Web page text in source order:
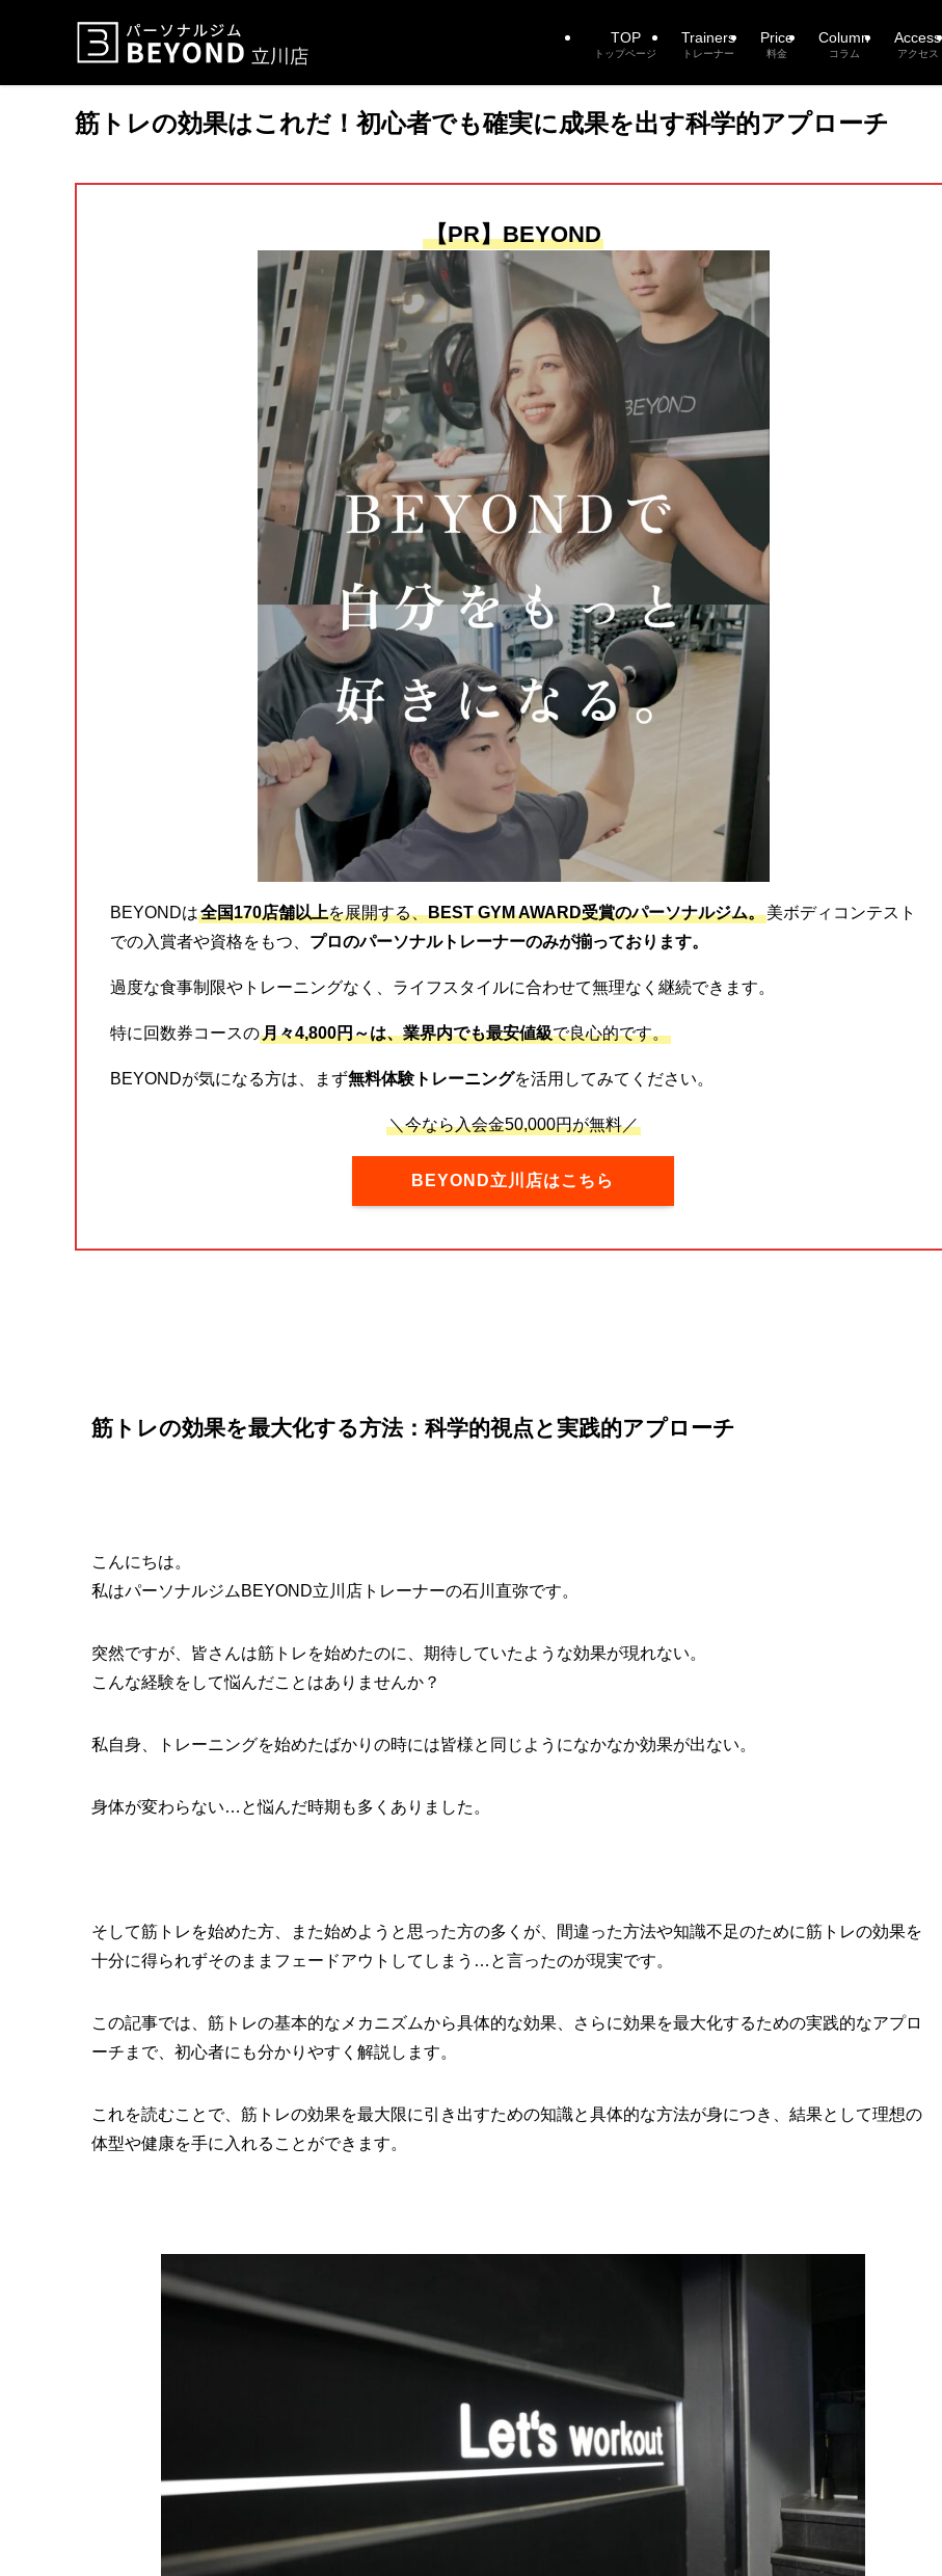
TOP
トップページ
Trainers
トレーナー
Price
料金
Column
コラム
Access
アクセス
筋トレの効果はこれだ！初心者でも確実に成果を出す科学的アプローチ
【PR】BEYOND
BEYONDは全国170店舗以上を展開する、BEST GYM AWARD受賞のパーソナルジム。美ボディコンテスト
での入賞者や資格をもつ、 プロのパーソナルトレーナーのみが揃っております。
過度な食事制限やトレーニングなく、ライフスタイルに合わせて無理なく継続できます。
特に回数券コースの月々4,800円～は、業界内でも最安値級で良心的です。
BEYONDが気になる方は、まず無料体験トレーニングを活用してみてください。
＼今なら入会金50,000円が無料／
BEYOND立川店はこちら
筋トレの効果を最大化する方法：科学的視点と実践的アプローチ
こんにちは。
私はパーソナルジムBEYOND立川店トレーナーの石川直弥です。
突然ですが、皆さんは筋トレを始めたのに、期待していたような効果が現れない。
こんな経験をして悩んだことはありませんか？
私自身、トレーニングを始めたばかりの時には皆様と同じようになかなか効果が出ない。
身体が変わらない…と悩んだ時期も多くありました。
そして筋トレを始めた方、また始めようと思った方の多くが、間違った方法や知識不足のために筋トレの効果を
十分に得られずそのままフェードアウトしてしまう…と言ったのが現実です。
この記事では、筋トレの基本的なメカニズムから具体的な効果、さらに効果を最大化するための実践的なアプロ
ーチまで、初心者にも分かりやすく解説します。
これを読むことで、筋トレの効果を最大限に引き出すための知識と具体的な方法が身につき、結果として理想の
体型や健康を手に入れることができます。